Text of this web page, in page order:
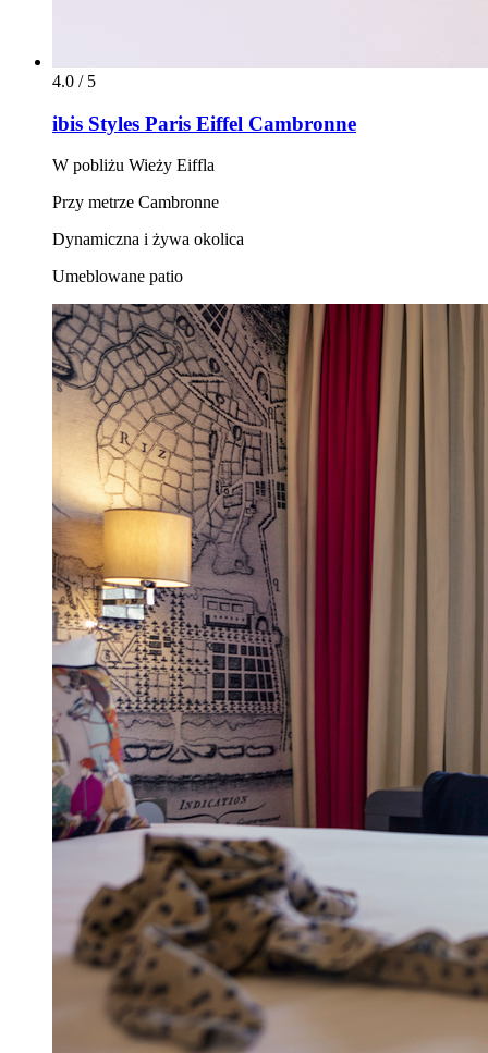
4.0 / 5
ibis Styles Paris Eiffel Cambronne
W pobliżu Wieży Eiffla
Przy metrze Cambronne
Dynamiczna i żywa okolica
Umeblowane patio